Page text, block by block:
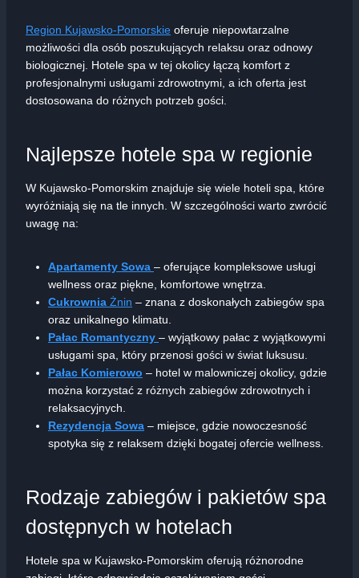
Region Kujawsko-Pomorskie oferuje niepowtarzalne
możliwości dla osób poszukujących relaksu oraz odnowy
biologicznej. Hotele spa w tej okolicy łączą komfort z
profesjonalnymi usługami zdrowotnymi, a ich oferta jest
dostosowana do różnych potrzeb gości.
Najlepsze hotele spa w regionie
W Kujawsko-Pomorskim znajduje się wiele hoteli spa, które
wyróżniają się na tle innych. W szczególności warto zwrócić
uwagę na:
Apartamenty Sowa – oferujące kompleksowe usługi
wellness oraz piękne, komfortowe wnętrza.
Cukrownia Żnin – znana z doskonałych zabiegów spa
oraz unikalnego klimatu.
Pałac Romantyczny – wyjątkowy pałac z wyjątkowymi
usługami spa, który przenosi gości w świat luksusu.
Pałac Komierowo – hotel w malowniczej okolicy, gdzie
można korzystać z różnych zabiegów zdrowotnych i
relaksacyjnych.
Rezydencja Sowa – miejsce, gdzie nowoczesność
spotyka się z relaksem dzięki bogatej ofercie wellness.
Rodzaje zabiegów i pakietów spa
dostępnych w hotelach
Hotele spa w Kujawsko-Pomorskim oferują różnorodne